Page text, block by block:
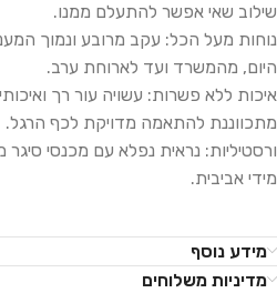
שילוב שאי אפשר להתעלם ממנו.
נוחות מעל הכל: עקב מרובע ונמוך
היום, מהמשרד ועד לארוחת ערב.
איכות ללא פשרות: עשויה עור רך
מתכווננת להתאמה מדויקת לכף הרגל.
ורסטיליות: נראית נפלא עם מכנסי
מידי אביבית.
מידע נוסף
מדיניות משלוחים